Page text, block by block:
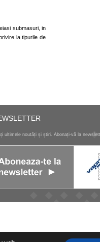
submasuri, in
la tipurile de
ultimele noutăți și știri. Abonați-vă la